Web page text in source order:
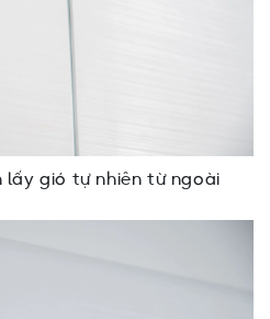
lấy gió tự nhiên từ ngoài